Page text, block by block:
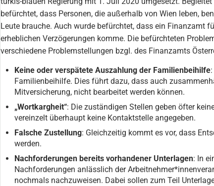
befürchtet, dass Personen, die außerhalb von Wien leben,
Leute brauche. Auch wurde befürchtet, dass ein Finanzamt
erheblichen Verzögerungen komme. Die befürchteten
verschiedene Problemstellungen bzgl. des Finanzamts
Keine oder verspätete Auszahlung der Familienbeihilfe
Familienbeihilfe. Dies führt dazu, dass auch
Mitversicherung, nicht bearbeitet werden können.
„Wortkargheit“: Die zuständigen Stellen geben öfter
vereinzelt überhaupt keine Kontaktstelle angegeben.
Falsche Zustellung: Gleichzeitig kommt es vor, dass
werden.
Nachforderungen bereits vorhandener Unterlagen: In
Nachforderungen anlässlich der
nochmals nachzuweisen. Dabei sollen zum Teil